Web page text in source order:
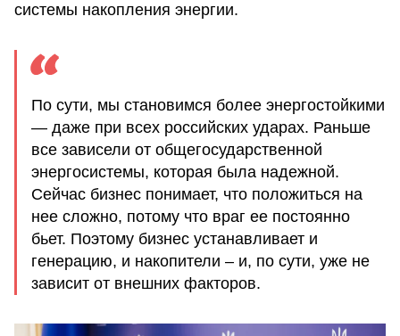
системы накопления энергии.
По сути, мы становимся более энергостойкими
— даже при всех российских ударах. Раньше
все зависели от общегосударственной
энергосистемы, которая была надежной.
Сейчас бизнес понимает, что положиться на
нее сложно, потому что враг ее постоянно
бьет. Поэтому бизнес устанавливает и
генерацию, и накопители – и, по сути, уже не
зависит от внешних факторов.